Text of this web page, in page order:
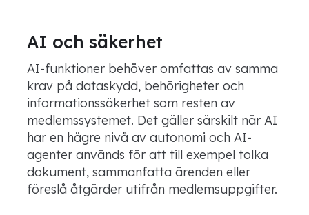
AI och säkerhet
AI-funktioner behöver omfattas av samma
krav på dataskydd, behörigheter och
informationssäkerhet som resten av
medlemssystemet. Det gäller särskilt när AI
har en hägre nivå av autonomi och AI-
agenter används för att till exempel tolka
dokument, sammanfatta ärenden eller
föreslå åtgärder utifrån medlemsuppgifter.